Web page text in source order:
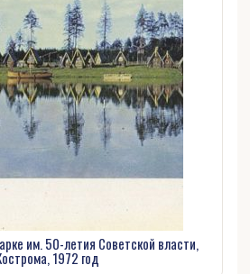
им. 50-летия Советской власти,
1972 год